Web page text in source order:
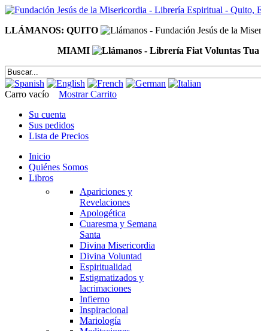
LLÁMANOS: QUITO
MIAMI
Carro vacío
Mostrar Carrito
Su cuenta
Sus pedidos
Lista de Precios
Inicio
Quiénes Somos
Libros
Apariciones y
Revelaciones
Apologética
Cuaresma y Semana
Santa
Divina Misericordia
Divina Voluntad
Espiritualidad
Estigmatizados y
lacrimaciones
Infierno
Inspiracional
Mariología